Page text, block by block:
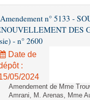
Amendement n° 5133 -
DES
- n° 2600
Date de
:
05/2024
Amendement de Mme
Amrani, M. Arenas, Mme